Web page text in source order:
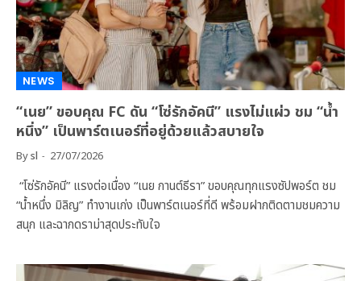
NEWS
“เนย” ขอบคุณ FC ดัน “โซ่รักอัคนี” แรงไม่แผ่ว ชม “น้ำ
หนึ่ง” เป็นพาร์ตเนอร์ที่อยู่ด้วยแล้วสบายใจ
Bysl 27/07/2026
“โซ่รักอัคนี” แรงต่อเนื่อง “เนย กานต์ธีรา” ขอบคุณทุกแรงซัปพอร์ต ชม
“น้ำหนึ่ง มิลิญ” ทำงานเก่ง เป็นพาร์ตเนอร์ที่ดี พร้อมฝากติดตามชมความ
สนุก และฉากดราม่าสุดประทับใจ